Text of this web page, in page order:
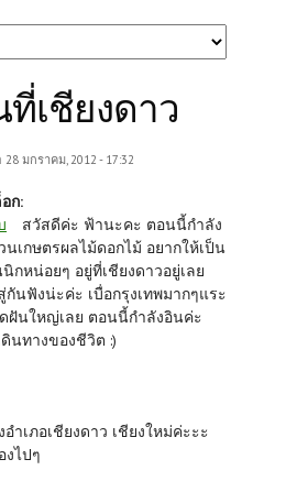
เชียงดาว
28 มกราคม, 2012 - 17:32
ก:
สวัสดีค่ะ ฟ้านะคะ ตอนนี้กำลัง
เกษตรผลไม้ดอกไม้ อยากให้เป็น
กหน่อยๆ อยู่ที่เชียงดาวอยู่เลย
นฟังน่ะค่ะ เบื่อกรุงเทพมากๆแระ
ฝันใหญ่เลย ตอนนี้กำลังอินค่ะ
นทางของชีวิต :)
ำเภอเชียงดาว เชียงใหม่ค่ะะะ
งไปๆ